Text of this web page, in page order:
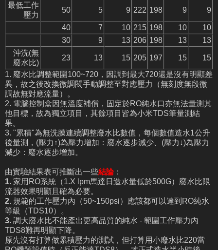
最低工作
壓力
50 5 9 222 198 9 9
40 7 10 215 198 10
10
30
9 13 206 198 13
13
沖洗(無
廢水比)
23 13 15 205 197 15
15
1. 廢水比調整範圍100~720，因調到最大720還是沒有明顯差
異，故之後改換微調閥手動調整至對應壓力（無刻度無段微
調故無對應流量）。
2. 電腦控制盒因無溫度補償，固定於RO純水口亦無法量測其
他目標，故為獨立項目，其餘項目皆為小米TDS筆量測結
果。
3. "累積"為無洗膜連續調整廢水比數值，每個數值造水1公升
後量測，(壓力↑)為壓力增加：廢水逐步減少、(壓力↓)為壓力
減少：廢水逐步增加。
由實驗結果表可推斷出一些結論：
1. 家用RO系統（1.X lpm馬達日造水量低於500G）廢水比限
流器效果明顯且確為必要。
2. 規範的工作壓力內（50~150psi）應該都可以達到RO純水
等級（TDS10）。
3. 調大廢水比不能產出更高品質的純水 - 範圍工作壓力內
TDS8難再明顯下降。
原先沒有打算做累積壓力的測試，但打算用小廢水比220當